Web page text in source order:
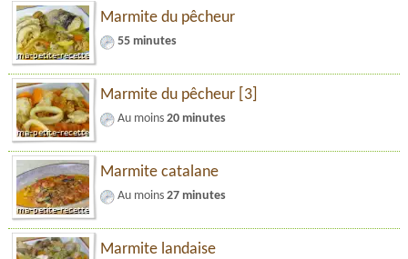
Marmite du pêcheur
55 minutes
Marmite du pêcheur [3]
Au moins 20 minutes
Marmite catalane
Au moins 27 minutes
Marmite landaise